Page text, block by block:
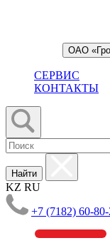
ОАО
СЕРВИС
КОНТАКТЫ
Найти
KZ RU
+7 (7182) 60-